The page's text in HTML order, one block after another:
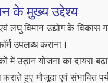
के मुख्‍य उद्देश्य
लघु विमान उद्योग के विकास
उपलब्‍ध कराना।
में उड़ान योजना का दायरा
कराते हुए मौजूदा एवं संभावित